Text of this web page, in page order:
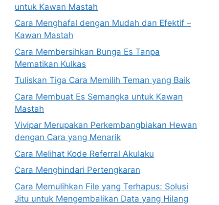
untuk Kawan Mastah
Cara Menghafal dengan Mudah dan Efektif –
Kawan Mastah
Cara Membersihkan Bunga Es Tanpa
Mematikan Kulkas
Tuliskan Tiga Cara Memilih Teman yang Baik
Cara Membuat Es Semangka untuk Kawan
Mastah
Vivipar Merupakan Perkembangbiakan Hewan
dengan Cara yang Menarik
Cara Melihat Kode Referral Akulaku
Cara Menghindari Pertengkaran
Cara Memulihkan File yang Terhapus: Solusi
Jitu untuk Mengembalikan Data yang Hilang